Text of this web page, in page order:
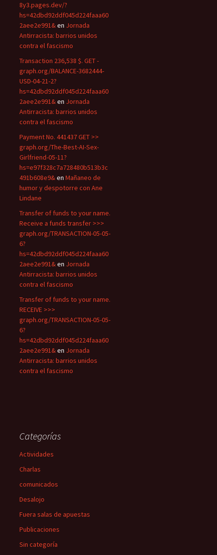
8y3.pages.dev/?
hs=42dbd92ddf045d224faaa60
2aee2e991&en Jornada
Antirracista: barrios unidos
contra el fascismo
Transaction 236,538 $. GET -
graph.org/BALANCE-3682444-
USD-04-21-2?
hs=42dbd92ddf045d224faaa60
2aee2e991&en Jornada
Antirracista: barrios unidos
contra el fascismo
Payment No. 441437 GET >>
graph.org/The-Best-AI-Sex-
Girlfriend-05-11?
hs=e97f328c7a728480b513b3c
491b608e9&en Mañaneo de
humor y despotorre con Ane
Lindane
Transfer of funds to your name.
Receive a funds transfer >>>
graph.org/TRANSACTION-05-05-
6?
hs=42dbd92ddf045d224faaa60
2aee2e991&en Jornada
Antirracista: barrios unidos
contra el fascismo
Transfer of funds to your name.
RECEIVE >>>
graph.org/TRANSACTION-05-05-
6?
hs=42dbd92ddf045d224faaa60
2aee2e991&en Jornada
Antirracista: barrios unidos
contra el fascismo
Categorías
Actividades
Charlas
comunicados
Desalojo
Fuera salas de apuestas
Publicaciones
Sin categoría